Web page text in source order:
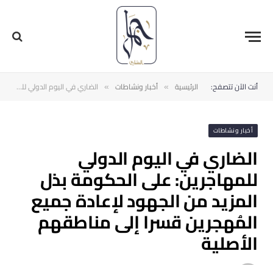
أنت الآن تتصفح: الرئيسية » أخبار ونشاطات » الضاري في اليوم الدولي للمهاجرين: على الحكومة بذل المزيد من الجهود لإعادة جميع المُهجرين قسرا إلى مناطقهم الأصلية
أخبار ونشاطات
الضاري في اليوم الدولي
للمهاجرين: على الحكومة بذل
المزيد من الجهود لإعادة جميع
المُهجرين قسرا إلى مناطقهم
الأصلية